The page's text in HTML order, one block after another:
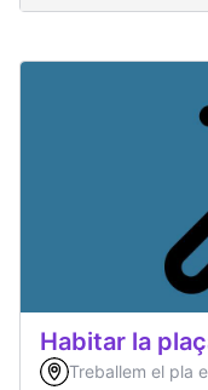
Habitar la
Treballem el pla